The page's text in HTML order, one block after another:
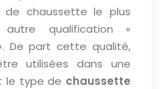
de chaussette le plus
autre qualification «
De part cette qualité,
utilisées dans une
le type de chaussette